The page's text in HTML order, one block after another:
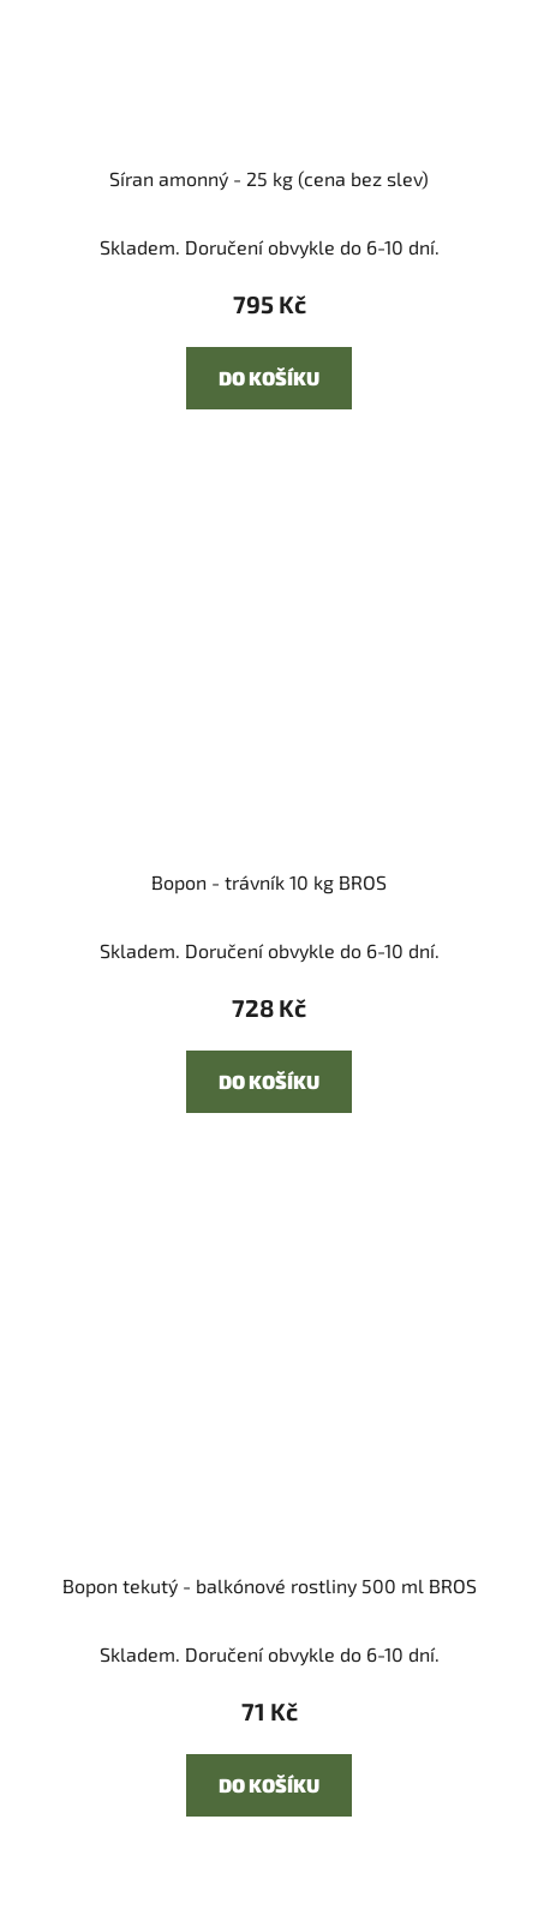
Síran amonný - 25 kg (cena bez slev)
Skladem. Doručení obvykle do 6-10 dní.
795 Kč
DO KOŠÍKU
Bopon - trávník 10 kg BROS
Skladem. Doručení obvykle do 6-10 dní.
728 Kč
DO KOŠÍKU
Bopon tekutý - balkónové rostliny 500 ml BROS
Skladem. Doručení obvykle do 6-10 dní.
71 Kč
DO KOŠÍKU